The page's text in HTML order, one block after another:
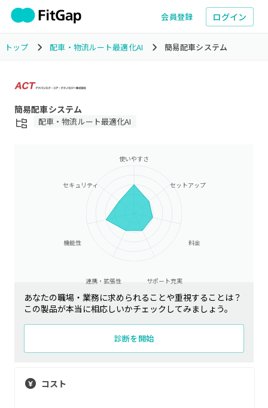
会員登録 ログイン
トップ 配車・物流ルート最適化AI 簡易配車システム
簡易配車システム
配車・物流ルート最適化AI
使いやすさ
セットアップ
料金
サポート充実
連携・拡張性
機能性
セキュリティ
あなたの職場・業務に求められることや重視することは？
この製品が本当に相応しいかチェックしてみましょう。
診断を開始
コスト